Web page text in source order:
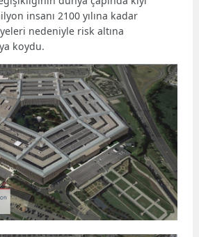
insanı 2100 yılına kadar
nedeniyle risk altına
koydu.